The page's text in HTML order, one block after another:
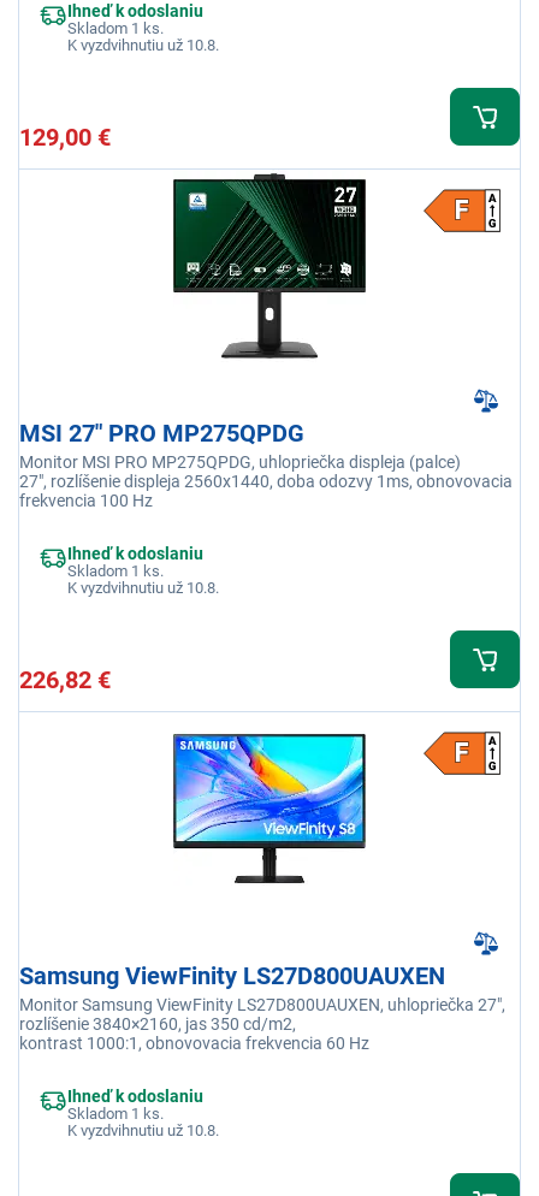
Ihneď k odoslaniu
Skladom 1 ks.
K vyzdvihnutiu už 10.8.
129,00 €
MSI 27" PRO MP275QPDG
Monitor MSI PRO MP275QPDG, uhlopriečka displeja (palce)
27", rozlíšenie displeja 2560x1440, doba odozvy 1ms, obnovovacia
frekvencia 100 Hz
Ihneď k odoslaniu
Skladom 1 ks.
K vyzdvihnutiu už 10.8.
226,82 €
Samsung ViewFinity LS27D800UAUXEN
Monitor Samsung ViewFinity LS27D800UAUXEN, uhlopriečka 27",
rozlíšenie 3840×2160, jas 350 cd/m2,
kontrast 1000:1, obnovovacia frekvencia 60 Hz
Ihneď k odoslaniu
Skladom 1 ks.
K vyzdvihnutiu už 10.8.